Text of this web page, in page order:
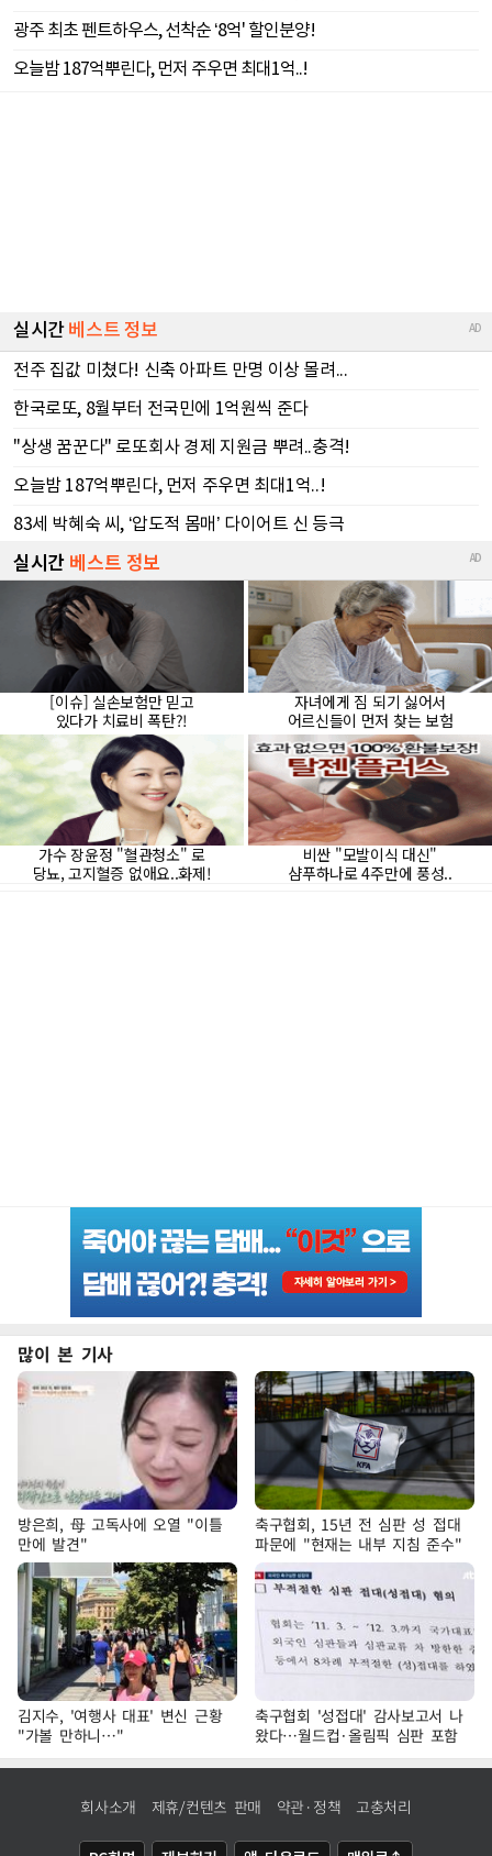
많이 본 기사
방은희, 母 고독사에 오열 "이틀
만에 발견"
축구협회, 15년 전 심판 성 접대
파문에 "현재는 내부 지침 준수"
김지수, '여행사 대표' 변신 근황
"가볼 만하니…"
축구협회 '성접대' 감사보고서 나
왔다…월드컵·올림픽 심판 포함
회사소개 제휴/컨텐츠 판매 약관·정책 고충처리